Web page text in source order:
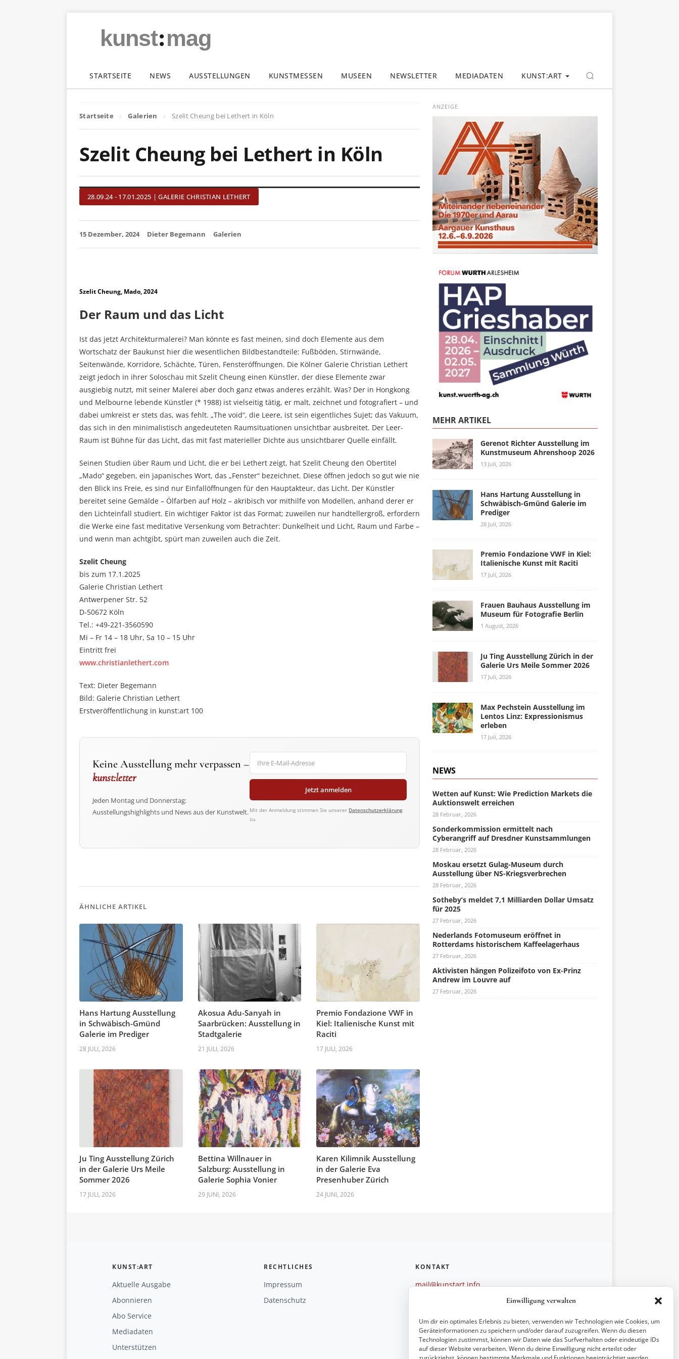
Einwilligung verwalten
Um dir ein optimales Erlebnis zu bieten, verwenden wir Technologien wie Cookies, um
Geräteinformationen zu speichern und/oder darauf zuzugreifen. Wenn du diesen
Technologien zustimmst, können wir Daten wie das Surfverhalten oder eindeutige IDs
auf dieser Website verarbeiten. Wenn du deine Einwilligung nicht erteilst oder
kunst:mag
STARTSEITE NEWS AUSSTELLUNGEN KUNSTMESSEN MUSEEN NEWSLETTER MEDIADATEN KUNST:ART
Startseite Galerien Szelit Cheung bei Lethert in Köln
Szelit Cheung bei Lethert in Köln
28.09.24 - 17.01.2025 | GALERIE CHRISTIAN LETHERT
15 Dezember, 2024 Dieter Begemann Galerien
Szelit Cheung, Mado, 2024
Der Raum und das Licht
Ist das jetzt Architekturmalerei? Man könnte es fast meinen, sind doch Elemente aus dem
Wortschatz der Baukunst hier die wesentlichen Bildbestandteile: Fußböden, Stirnwände,
Seitenwände, Korridore, Schächte, Türen, Fensteröffnungen. Die Kölner Galerie Christian Lethert
zeigt jedoch in ihrer Soloschau mit Szelit Cheung einen Künstler, der diese Elemente zwar
ausgiebig nutzt, mit seiner Malerei aber doch ganz etwas anderes erzählt. Was? Der in Hongkong
und Melbourne lebende Künstler (* 1988) ist vielseitig tätig, er malt, zeichnet und fotografiert – und
dabei umkreist er stets das, was fehlt. „The void“, die Leere, ist sein eigentliches Sujet; das Vakuum,
das sich in den minimalistisch angedeuteten Raumsituationen unsichtbar ausbreitet. Der Leer-
Raum ist Bühne für das Licht, das mit fast materieller Dichte aus unsichtbarer Quelle einfällt.
Seinen Studien über Raum und Licht, die er bei Lethert zeigt, hat Szelit Cheung den Obertitel
„Mado“ gegeben, ein japanisches Wort, das „Fenster“ bezeichnet. Diese öffnen jedoch so gut wie nie
den Blick ins Freie, es sind nur Einfallöffnungen für den Hauptakteur, das Licht. Der Künstler
bereitet seine Gemälde – Ölfarben auf Holz – akribisch vor mithilfe von Modellen, anhand derer er
den Lichteinfall studiert. Ein wichtiger Faktor ist das Format; zuweilen nur handtellergroß, erfordern
die Werke eine fast meditative Versenkung vom Betrachter: Dunkelheit und Licht, Raum und Farbe –
und wenn man achtgibt, spürt man zuweilen auch die Zeit.
Szelit Cheung
bis zum 17.1.2025
Galerie Christian Lethert
Antwerpener Str. 52
D-50672 Köln
Tel.: +49-221-3560590
Mi – Fr 14 – 18 Uhr, Sa 10 – 15 Uhr
Eintritt frei
www.christianlethert.com
Text: Dieter Begemann
Bild: Galerie Christian Lethert
Erstveröffentlichung in kunst:art 100
Keine Ausstellung mehr verpassen –
kunst:letter
Jeden Montag und Donnerstag:
Ausstellungshighlights und News aus der Kunstwelt.
Jetzt anmelden
Mit der Anmeldung stimmen Sie unserer Datenschutzerklärung
zu.
ÄHNLICHE ARTIKEL
Hans Hartung Ausstellung
in Schwäbisch-Gmünd
Galerie im Prediger
28 JULI, 2026
Akosua Adu-Sanyah in
Saarbrücken: Ausstellung in
Stadtgalerie
21 JULI, 2026
Premio Fondazione VWF in
Kiel: Italienische Kunst mit
Raciti
17 JULI, 2026
Ju Ting Ausstellung Zürich
in der Galerie Urs Meile
Sommer 2026
17 JULI, 2026
Bettina Willnauer in
Salzburg: Ausstellung in
Galerie Sophia Vonier
29 JUNI, 2026
Karen Kilimnik Ausstellung
in der Galerie Eva
Presenhuber Zürich
24 JUNI, 2026
ANZEIGE
MEHR ARTIKEL
Gerenot Richter Ausstellung im
Kunstmuseum Ahrenshoop 2026
13 Juli, 2026
Hans Hartung Ausstellung in
Schwäbisch-Gmünd Galerie im
Prediger
28 Juli, 2026
Premio Fondazione VWF in Kiel:
Italienische Kunst mit Raciti
17 Juli, 2026
Frauen Bauhaus Ausstellung im
Museum für Fotografie Berlin
1 August, 2026
Ju Ting Ausstellung Zürich in der
Galerie Urs Meile Sommer 2026
17 Juli, 2026
Max Pechstein Ausstellung im
Lentos Linz: Expressionismus
erleben
17 Juli, 2026
NEWS
Wetten auf Kunst: Wie Prediction Markets die
Auktionswelt erreichen
28 Februar, 2026
Sonderkommission ermittelt nach
Cyberangriff auf Dresdner Kunstsammlungen
28 Februar, 2026
Moskau ersetzt Gulag-Museum durch
Ausstellung über NS-Kriegsverbrechen
28 Februar, 2026
Sotheby’s meldet 7,1 Milliarden Dollar Umsatz
für 2025
27 Februar, 2026
Nederlands Fotomuseum eröffnet in
Rotterdams historischem Kaffeelagerhaus
27 Februar, 2026
Aktivisten hängen Polizeifoto von Ex-Prinz
Andrew im Louvre auf
27 Februar, 2026
KUNST:ART
Aktuelle Ausgabe
Abonnieren
Abo Service
Mediadaten
Unterstützen
RECHTLICHES
Impressum
Datenschutz
KONTAKT
mail@kunstart.info